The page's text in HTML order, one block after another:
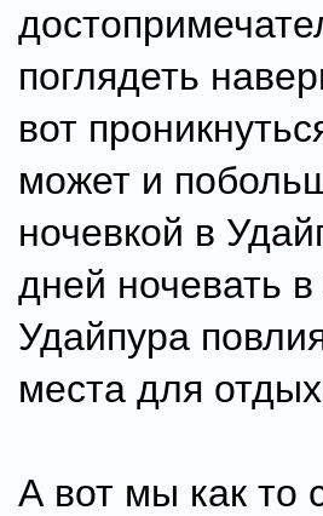
поглядеть
вот
может и
ночевкой в
дней ночевать
Удайпура
места для
А вот мы как то